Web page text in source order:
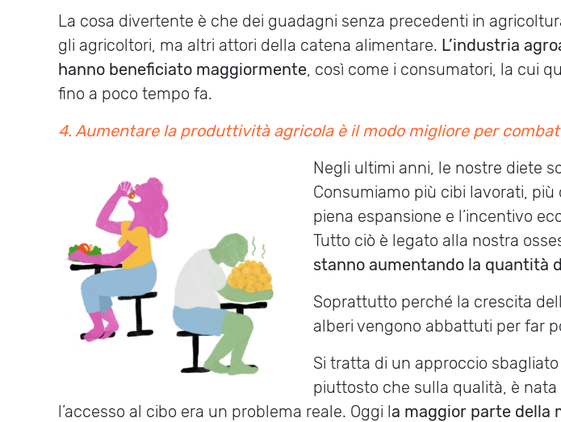
La cosa divertente è che dei guadagni senza precedenti in
gli agricoltori, ma altri attori della catena alimentare. L’industria
hanno beneficiato maggiormente, così come i consumatori, la cui
fino a poco tempo fa.
4. Aumentare la produttività agricola è il modo migliore per
Negli ultimi anni, le nostre diete
Consumiamo più cibi lavorati,
piena espansione e l’incentivo
Tutto ciò è legato alla nostra
stanno aumentando la quantità
Soprattutto perché la crescita
alberi vengono abbattuti per far
Si tratta di un approccio
piuttosto che sulla qualità, è
l’accesso al cibo era un problema reale. Oggi la maggior parte della